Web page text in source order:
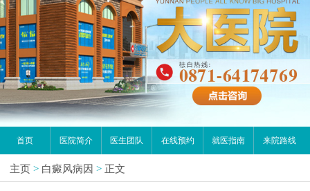
首页 医院简介 医生团队 在线预约 就医指南 来院路线
主页 > 白癜风病因 > 正文